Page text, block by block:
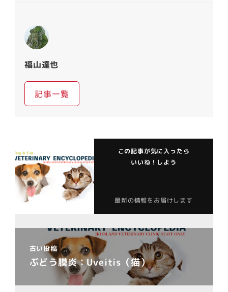
福山達也
記事一覧
この記事が気に入ったら
いいね！しよう
最新の情報をお届けします
古い投稿
ぶどう膜炎：Uveitis（猫）